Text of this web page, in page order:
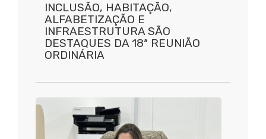
INCLUSÃO, HABITAÇÃO,
ALFABETIZAÇÃO E
INFRAESTRUTURA SÃO
DESTAQUES DA 18ª REUNIÃO
ORDINÁRIA